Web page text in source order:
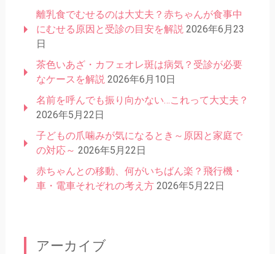
離乳食でむせるのは大丈夫？赤ちゃんが食事中
にむせる原因と受診の目安を解説 2026年6月23
日
茶色いあざ・カフェオレ斑は病気？受診が必要
なケースを解説 2026年6月10日
名前を呼んでも振り向かない…これって大丈夫？
2026年5月22日
子どもの爪噛みが気になるとき～原因と家庭で
の対応～ 2026年5月22日
赤ちゃんとの移動、何がいちばん楽？飛行機・
車・電車それぞれの考え方 2026年5月22日
アーカイブ